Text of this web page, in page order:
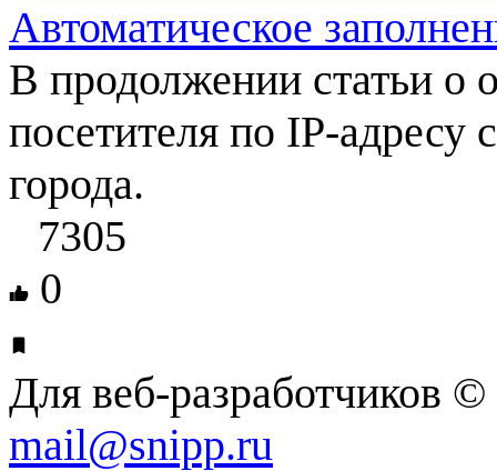
Автоматическое
В продолжении статьи о
посетителя по IP-адресу
города.
7305
0
Для веб-разработчиков
mail@snipp.ru